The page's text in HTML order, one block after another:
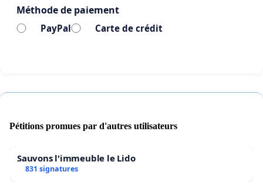
Méthode de paiement
PayPal Carte de crédit
Pétitions promues par d'autres utilisateurs
Sauvons l'immeuble le Lido
831 signatures